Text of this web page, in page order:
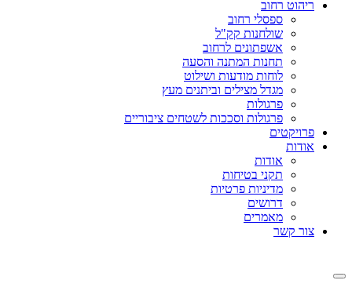
ריהוט רחוב
ספסלי רחוב
שולחנות קק"ל
אשפתונים לרחוב
תחנות המתנה והסעה
לוחות מודעות ושילוט
מגדל מצילים וביתנים מעץ
פרגולות
פרגולות וסככות לשטחים ציבוריים
פרויקטים
אודות
אודות
תקני בטיחות
מדיניות פרטיות
דרושים
מאמרים
צור קשר